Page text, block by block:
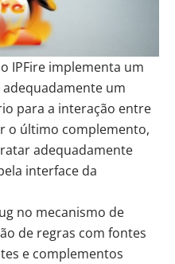
IPFire implementa um
um
para a interação entre
o último complemento,
adequadamente
interface da
no mecanismo de
de regras com fontes
e complementos